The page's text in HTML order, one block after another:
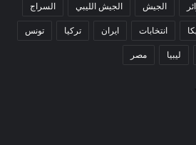
الجيش الجيش الليبي السراج
انتخابات ايران تركيا تونس
ليبيا مصر